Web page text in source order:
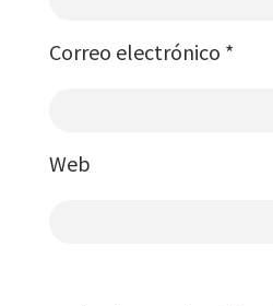
Correo electrónico *
Web